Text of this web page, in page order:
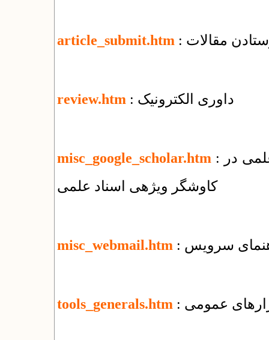
article_submit.htm مقالات
review.htm : داوری الکترونیک
misc_google_scholar.htm : نحوه ثبت مقالات منتشر شده در پایگاههای علمی در
کاوشگر ویژهی اسناد علمی
misc_webmail.htm
tools_generals.htm عمومی